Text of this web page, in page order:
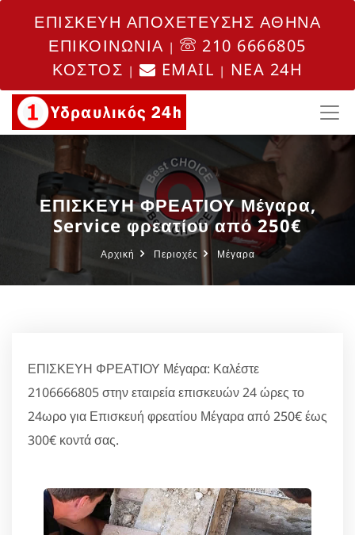
ΕΠΙΣΚΕΥΗ ΑΠΟΧΕΤΕΥΣΗΣ ΑΘΗΝΑ
ΕΠΙΚΟΙΝΩΝΙΑ |
210 6666805
ΚΟΣΤΟΣ | EMAIL | NEA 24H
ΕΠΙΣΚΕΥΗ ΦΡΕΑΤΙΟΥ Μέγαρα,
Service φρεατίου από 250€
Αρχική Περιοχές Μέγαρα
ΕΠΙΣΚΕΥΗ ΦΡΕΑΤΙΟΥ Μέγαρα: Καλέστε
2106666805 στην εταιρεία επισκευών 24 ώρες το
24ωρο για Επισκευή φρεατίου Μέγαρα από 250€ έως
300€ κοντά σας.